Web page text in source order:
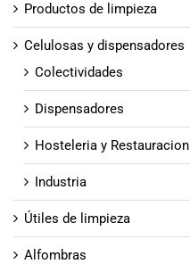
Productos de limpieza
Celulosas y dispensadores
Colectividades
Dispensadores
Hosteleria y Restauracion
Industria
Útiles de limpieza
Alfombras